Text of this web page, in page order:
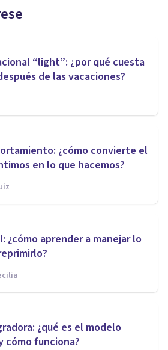
“light”: ¿por qué cuesta
de las vacaciones?
¿cómo convierte el
en lo que hacemos?
¿cómo aprender a manejar lo
¿qué es el modelo
cómo funciona?